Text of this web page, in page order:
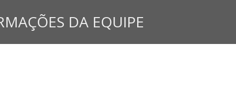
DA EQUIPE